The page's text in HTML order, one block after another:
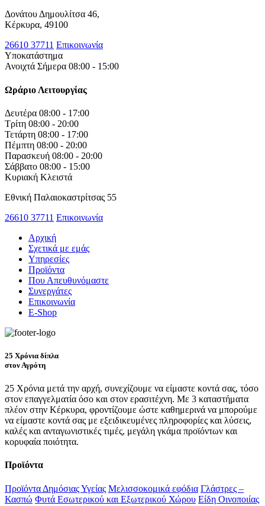
Δονάτου Δημουλίτσα 46,
Κέρκυρα, 49100
26610 37711 Επικοινωνία
Υποκατάστημα
Ανοιχτά Σήμερα 08:00 - 15:00
Ωράριο Λειτουργίας
Δευτέρα 08:00 - 17:00
Τρίτη 08:00 - 20:00
Τετάρτη 08:00 - 17:00
Πέμπτη 08:00 - 20:00
Παρασκευή 08:00 - 20:00
Σάββατο 08:00 - 15:00
Κυριακή Κλειστά
Εθνική Παλαιοκαστρίτσας 55
26610 37711 Επικοινωνία
Αρχική
Σχετικά με εμάς
Υπηρεσίες
Προϊόντα
Που Απευθυνόμαστε
Συνεργάτες
Επικοινωνία
E-Shop
25 Χρόνια δίπλα
στον Αγρότη
25 Χρόνια μετά την αρχή, συνεχίζουμε να είμαστε κοντά σας, τόσο
στον επαγγελματία όσο και στον ερασιτέχνη. Με 3 καταστήματα
πλέον στην Κέρκυρα, φροντίζουμε ώστε καθημερινά να μπορούμε
να είμαστε κοντά σας με εξειδικευμένες πληροφορίες και λύσεις,
καλές και ανταγωνιστικές τιμές, μεγάλη γκάμα προϊόντων και
κορυφαία ποιότητα.
Προϊόντα
Προϊόντα Δημόσιας Υγείας Μελισσοκομικά εφόδια Γλάστρες –
Κασπώ Φυτά Εσωτερικού και Εξωτερικού Χώρου Είδη Οινοποιίας